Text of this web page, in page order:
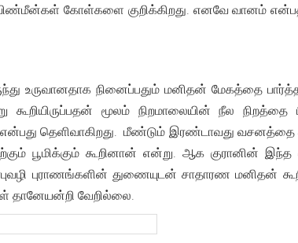
கோள்களை குறிக்கிறது. எனவே வானம்
உருவானதாக நினைப்பதும் மனிதன் மேகத்தை
மூலம் நிறமாலையின் நீல நிற‌த்தை
தெளிவாகிறது. மீண்டும் இரண்டாவது வசனத்தை
பூமிக்கும் கூறினான் என்று. ஆக குரானின்
புராணங்களின் துணையுடன் சாதாரண மனிதன்
தானேயன்றி வேறில்லை.